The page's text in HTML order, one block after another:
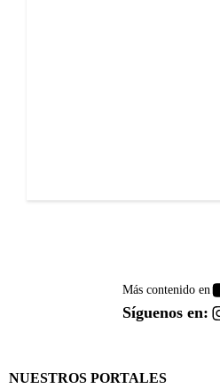
Más contenido en
Síguenos en:
NUESTROS PORTALES